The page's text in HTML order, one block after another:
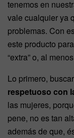
tenemos en
vale cualquier ya
problemas. Con
este producto
“extra” o, al
Lo primero,
respetuoso con
las mujeres,
pene, no es tan
además de que,